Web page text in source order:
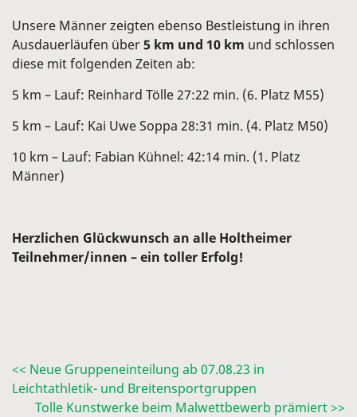
Unsere Männer zeigten ebenso Bestleistung in ihren
Ausdauerläufen über5 km und 10 km und schlossen
diese mit folgenden Zeiten ab:
5 km – Lauf: Reinhard Tölle 27:22 min. (6. Platz M55)
5 km – Lauf: Kai Uwe Soppa 28:31 min. (4. Platz M50)
10 km – Lauf: Fabian Kühnel: 42:14 min. (1. Platz
Männer)
Herzlichen Glückwunsch an alle Holtheimer
Teilnehmer/innen – ein toller Erfolg!
<< Neue Gruppeneinteilung ab 07.08.23 in
Leichtathletik- und Breitensportgruppen
Tolle Kunstwerke beim Malwettbewerb prämiert >>